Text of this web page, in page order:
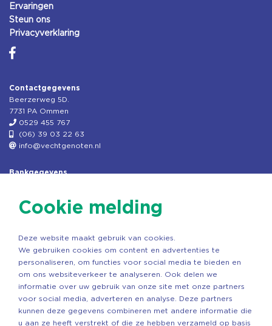
Ervaringen
Steun ons
Privacyverklaring
Contactgegevens
Beerzerweg 5D.
7731 PA Ommen
0529 455 767
(06) 39 03 22 63
info@vechtgenoten.nl
Bankgegevens
Rek.nr: NL85RABO0127579230
Copyright ©2026 Vechtgenoten
Cookie melding
Deze website maakt gebruik van cookies.
We gebruiken cookies om content en advertenties te
personaliseren, om functies voor social media te bieden en
om ons websiteverkeer te analyseren. Ook delen we
informatie over uw gebruik van onze site met onze partners
voor social media, adverteren en analyse. Deze partners
kunnen deze gegevens combineren met andere informatie die
u aan ze heeft verstrekt of die ze hebben verzameld op basis